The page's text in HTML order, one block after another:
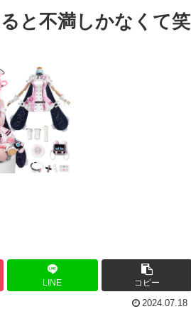
と不満しかなくて笑
LINE コピー
2024.07.18